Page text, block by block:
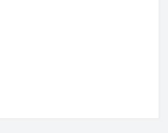
子什麼？